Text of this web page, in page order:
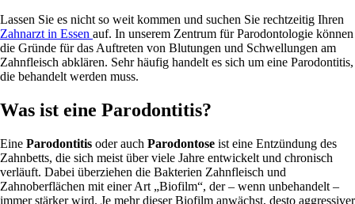
Lassen Sie es nicht so weit kommen und suchen Sie rechtzeitig Ihren
Zahnarzt in Essen auf. In unserem Zentrum für Parodontologie können
die Gründe für das Auftreten von Blutungen und Schwellungen am
Zahnfleisch abklären. Sehr häufig handelt es sich um eine Parodontitis,
die behandelt werden muss.
Was ist eine Parodontitis?
Eine Parodontitis oder auch Parodontose ist eine Entzündung des
Zahnbetts, die sich meist über viele Jahre entwickelt und chronisch
verläuft. Dabei überziehen die Bakterien Zahnfleisch und
Zahnoberflächen mit einer Art „Biofilm“, der – wenn unbehandelt –
immer stärker wird. Je mehr dieser Biofilm anwächst, desto aggressiver